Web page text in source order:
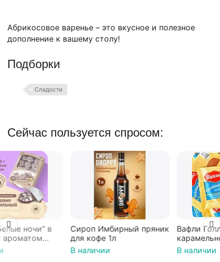
Абрикосовое варенье – это вкусное и полезное
дополнение к вашему столу!
Подборки
Сладости
Сейчас пользуется спросом:
Сироп Имбирный пряник
для кофе 1л
Вафли Голландские с
карамельной начинкой
16 шт по 36 г ТМ Яшкино